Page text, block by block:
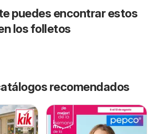
puedes encontrar estos
los folletos
recomendados